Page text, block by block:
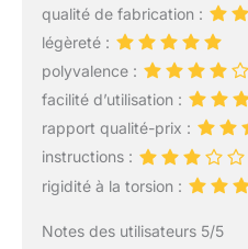
qualité de fabrication :
légèreté :
polyvalence :
facilité d’utilisation :
rapport qualité-prix :
instructions :
rigidité à la torsion :
Notes des utilisateurs 5/5